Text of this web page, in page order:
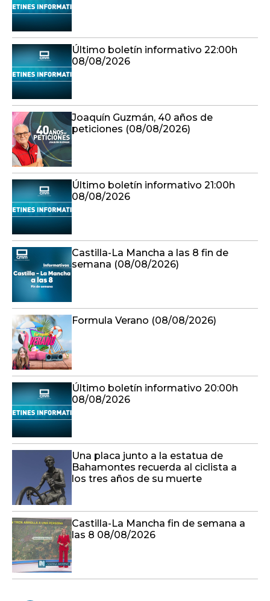
Último boletín informativo 22:00h
08/08/2026
Joaquín Guzmán, 40 años de
peticiones (08/08/2026)
Último boletín informativo 21:00h
08/08/2026
Castilla-La Mancha a las 8 fin de
semana (08/08/2026)
Formula Verano (08/08/2026)
Último boletín informativo 20:00h
08/08/2026
Una placa junto a la estatua de
Bahamontes recuerda al ciclista a
los tres años de su muerte
Castilla-La Mancha fin de semana a
las 8 08/08/2026